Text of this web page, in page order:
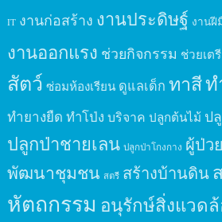
IT งานก่อสร้าง งานประดิษฐ์ งานฝี
งานออกแรง ช่วยกิจกรรม ช่วยเต
สัตว์ ซ่อมห้องเรียน ดูแลเด็ก ทาสีท
ทำยางยืด ทำโป่ง บริจาค ปลูกต้นไม้ ป
ปลูกป่าชายเลน ปลูกป่าโกงกาง ผู้ป่วย
พัฒนาชุมชน สตรี สร้างบ้านดิน
หัตถกรรม อนุรักษ์สิ่งแวด